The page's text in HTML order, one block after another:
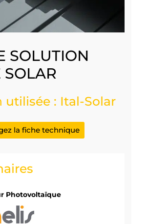
SOLUTION
utilisée : Ital-Solar
la fiche technique
Photovoltaïque